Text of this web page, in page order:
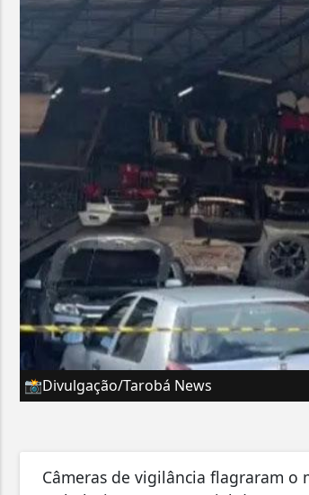
📸Divulgação/Tarobá News
Câmeras de vigilância flagraram